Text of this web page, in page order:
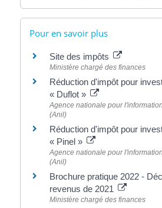
Pour en savoir plus
Site des impôts
Ministère chargé des finances
Réduction d'impôt pour
« Duflot »
Agence nationale pour
(Anil)
Réduction d'impôt pour
« Pinel »
Agence nationale pour
(Anil)
Brochure pratique 2022 -
revenus de 2021
Ministère chargé des finances